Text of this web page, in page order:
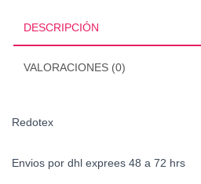
DESCRIPCIÓN
VALORACIONES (0)
Redotex
Envios por dhl exprees 48 a 72 hrs